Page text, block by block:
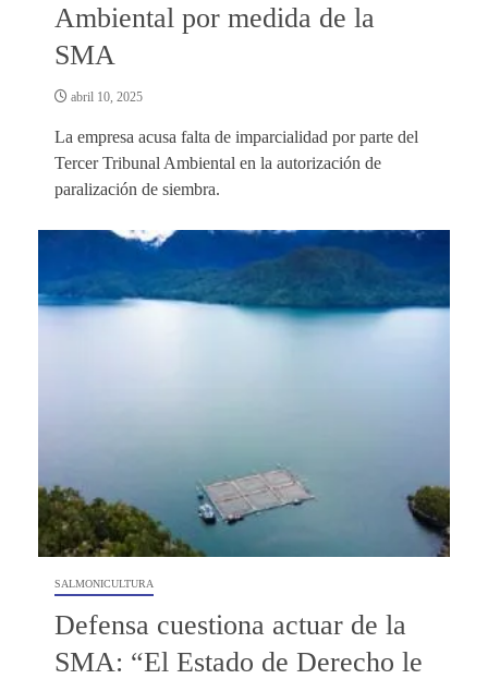
Ambiental por medida de la
SMA
abril 10, 2025
La empresa acusa falta de imparcialidad por parte del
Tercer Tribunal Ambiental en la autorización de
paralización de siembra.
SALMONICULTURA
Defensa cuestiona actuar de la
SMA: “El Estado de Derecho le